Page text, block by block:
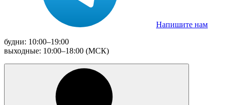
Напишите нам
будни: 10:00–19:00
выходные: 10:00–18:00 (МСК)